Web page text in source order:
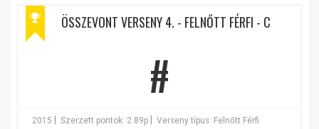
ÖSSZEVONT VERSENY 4. - FELNŐTT FÉRFI - C
#
2015 Szerzett pontok: 2.89p Verseny típus: Felnőtt Férfi